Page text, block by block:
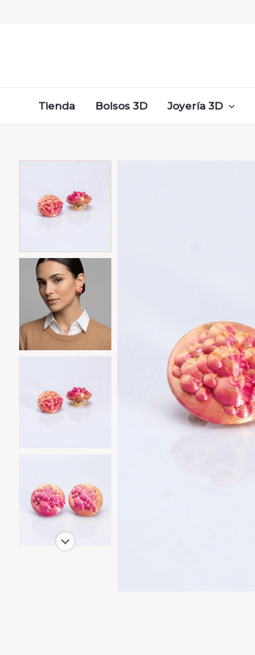
Tienda Bolsos 3D Joyería 3D